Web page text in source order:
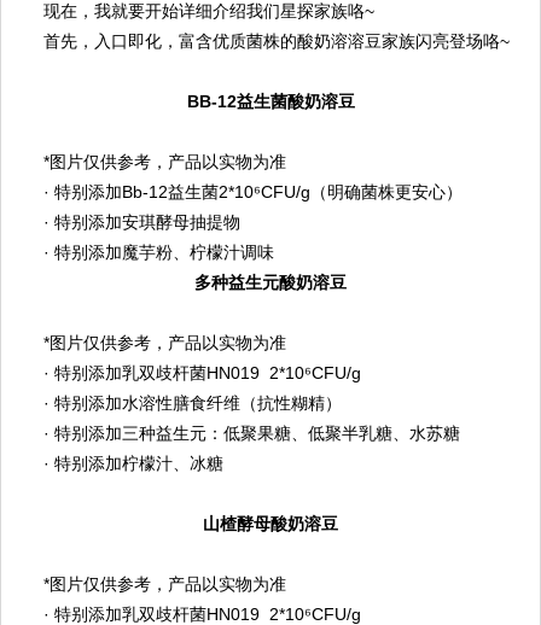
现在，我就要开始详细介绍我们星探家族咯~
首先，入口即化，富含优质菌株的酸奶溶溶豆家族闪亮登场咯~
BB-12益生菌酸奶溶豆
*图片仅供参考，产品以实物为准
· 特别添加Bb-12益生菌2*10⁶CFU/g（明确菌株更安心）
· 特别添加安琪酵母抽提物
· 特别添加魔芋粉、柠檬汁调味
多种益生元酸奶溶豆
*图片仅供参考，产品以实物为准
· 特别添加乳双歧杆菌HN019 2*10⁶CFU/g
· 特别添加水溶性膳食纤维（抗性糊精）
· 特别添加三种益生元：低聚果糖、低聚半乳糖、水苏糖
· 特别添加柠檬汁、冰糖
山楂酵母酸奶溶豆
*图片仅供参考，产品以实物为准
· 特别添加乳双歧杆菌HN019 2*10⁶CFU/g